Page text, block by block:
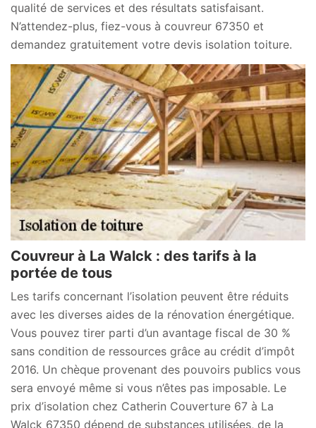
qualité de services et des résultats satisfaisant.
N’attendez-plus, fiez-vous à couvreur 67350 et
demandez gratuitement votre devis isolation toiture.
Couvreur à La Walck : des tarifs à la
portée de tous
Les tarifs concernant l’isolation peuvent être réduits
avec les diverses aides de la rénovation énergétique.
Vous pouvez tirer parti d’un avantage fiscal de 30 %
sans condition de ressources grâce au crédit d’impôt
2016. Un chèque provenant des pouvoirs publics vous
sera envoyé même si vous n’êtes pas imposable. Le
prix d’isolation chez Catherin Couverture 67 à La
Walck 67350 dépend de substances utilisées, de la